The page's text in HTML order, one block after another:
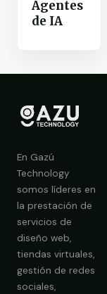
Agentes
de IA
En Gazú
Technology
somos líderes en
la prestación de
servicios de
diseño web,
tiendas virtuales,
gestión de redes
sociales,